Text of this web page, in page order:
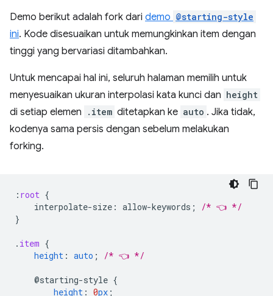
Demo berikut adalah fork dari demo @starting-style
ini. Kode disesuaikan untuk memungkinkan item dengan
tinggi yang bervariasi ditambahkan.
Untuk mencapai hal ini, seluruh halaman memilih untuk
menyesuaikan ukuran interpolasi kata kunci dan height
di setiap elemen .item ditetapkan ke auto . Jika tidak,
kodenya sama persis dengan sebelum melakukan
forking.
: root {
interpolate-size : allow-keywords ;
/* 👈 */
}
. item {
height : auto ; /* 👈 */
@starting-style {
height : 0px ;